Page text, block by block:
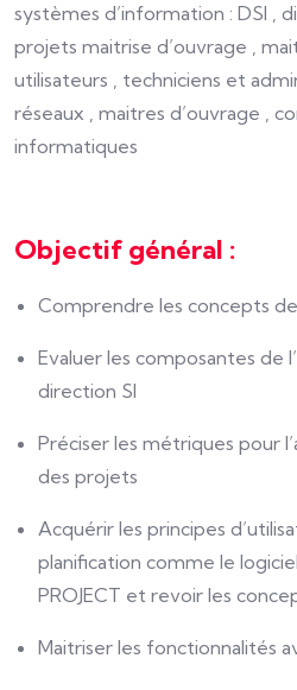
systèmes d’information : DSI ,
projets maitrise d’ouvrage ,
utilisateurs , techniciens et
réseaux , maitres d’ouvrage ,
informatiques
Objectif général :
Comprendre les concepts
Evaluer les composantes de
direction SI
Préciser les métriques pour
des projets
Acquérir les principes
planification comme le
PROJECT et revoir les
Maitriser les fonctionnalités